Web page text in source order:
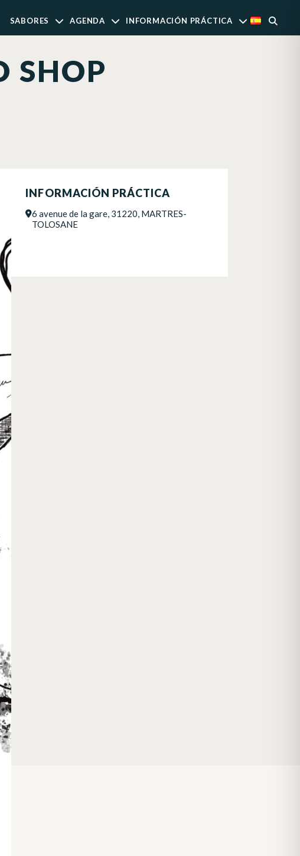
SABORES AGENDA INFORMACIÓN PRÁCTICA
SHOP
INFORMACIÓN PRÁCTICA
6 avenue de la gare, 31220, MARTRES-
TOLOSANE